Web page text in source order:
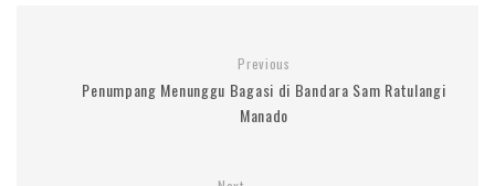
Previous
Penumpang Menunggu Bagasi di Bandara Sam Ratulangi
Manado